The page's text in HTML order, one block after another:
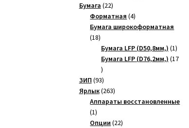
Бумага 2222
товара
Форматная 44
товара
Бумага широкоформатная
1818
товаров
Бумага LFP (D50,8мм,) 11
товар
Бумага LFP (D76,2мм,) 17
17
товаров
ЗИП 9393
товара
Ярлык 263263
товара
Аппараты восстановленные
11
товар
Опции 2222